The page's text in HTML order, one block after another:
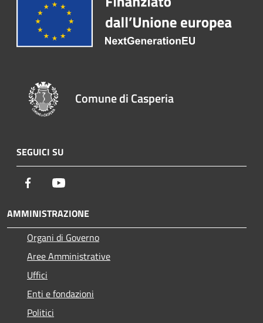
Comune di Casperia
SEGUICI SU
Facebook
AMMINISTRAZIONE
Organi di Governo
Aree Amministrative
Uffici
Enti e fondazioni
Politici